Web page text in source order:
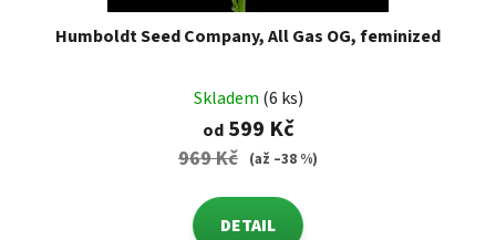
Humboldt Seed Company, All Gas OG, feminized
Skladem (6 ks)
od599 Kč
969 Kč (až –38 %)
DETAIL